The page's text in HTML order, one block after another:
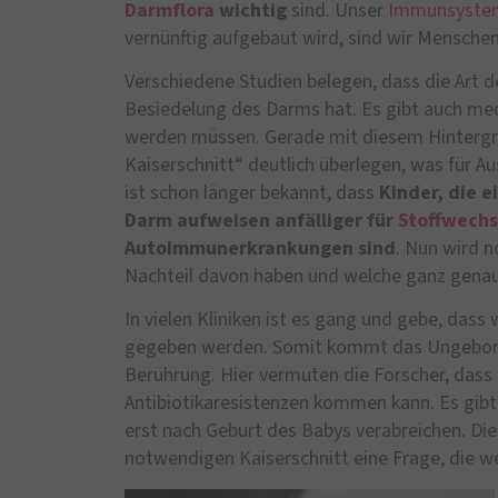
Darmflora wichtig sind. Unser
vernünftig aufgebaut wird, sind wir
Verschiedene Studien belegen, dass die Art
Besiedelung des Darms hat. Es gibt auch
werden müssen. Gerade mit diesem
Kaiserschnitt“ deutlich überlegen, was für
ist schon länger bekannt, dass Kinder, die
Darm aufweisen anfälliger für
Autoimmunerkrankungen sind. Nun wird
Nachteil davon haben und welche ganz
In vielen Kliniken ist es gang und gebe,
gegeben werden. Somit kommt das
Berührung. Hier vermuten die Forscher,
Antibiotikaresistenzen kommen kann. Es
erst nach Geburt des Babys verabreichen.
notwendigen Kaiserschnitt eine Frage, die